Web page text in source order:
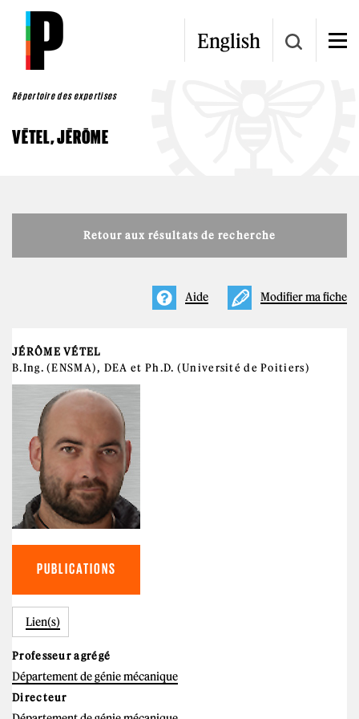
Aller au contenu principal
English
Répertoire des expertises
VÉTEL, JÉRÔME
Retour aux résultats de recherche
Modifier ma fiche
Aide
JÉRÔME VÉTEL
B.Ing. (ENSMA), DEA et Ph.D. (Université de Poitiers)
PUBLICATIONS
Lien(s)
Professeur agrégé
Département de génie mécanique
Directeur